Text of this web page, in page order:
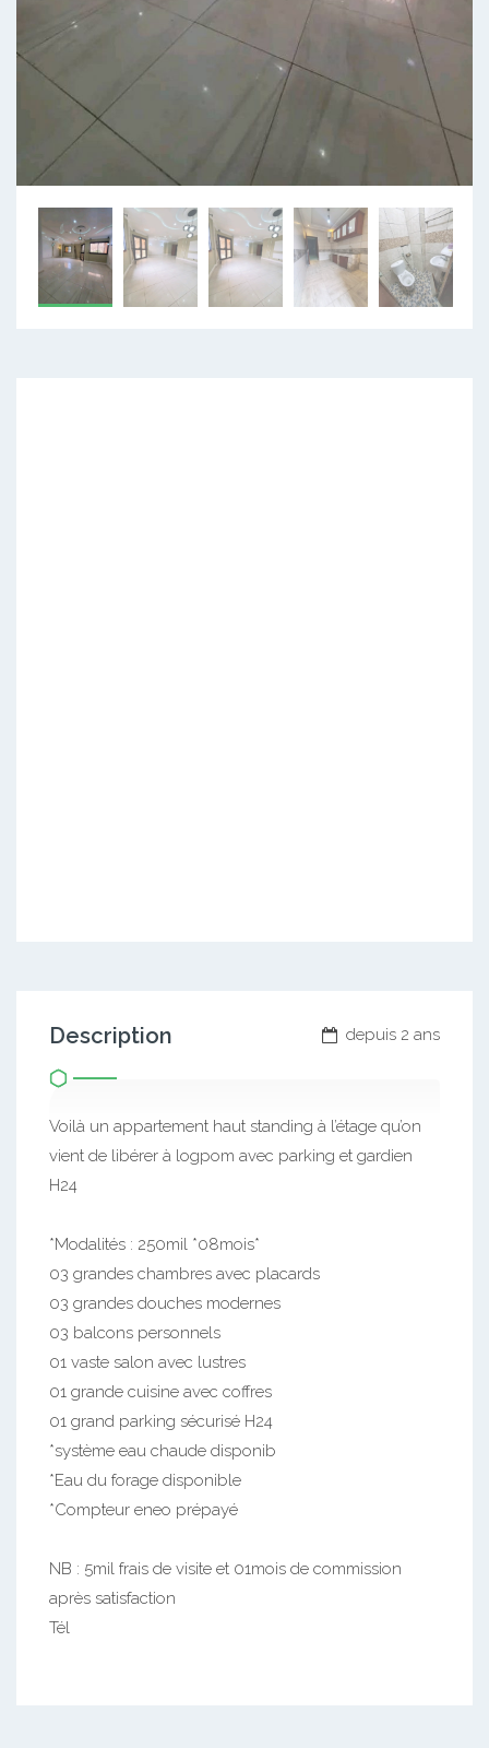
depuis 2 ans
Description
Voilà un appartement haut standing à l’étage qu’on
vient de libérer à logpom avec parking et gardien
H24
*Modalités : 250mil *08mois*
03 grandes chambres avec placards
03 grandes douches modernes
03 balcons personnels
01 vaste salon avec lustres
01 grande cuisine avec coffres
01 grand parking sécurisé H24
*système eau chaude disponib
*Eau du forage disponible
*Compteur eneo prépayé
NB : 5mil frais de visite et 01mois de commission
après satisfaction
Tél